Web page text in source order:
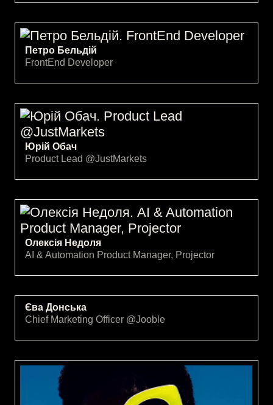
Петро Бельдій
FrontEnd Developer
Юрій Обач
Product Lead @JustMarkets
Олексія Недоля
AI & Automation Product Manager, Projector
Єва Донська
Chief Marketing Officer @Jooble